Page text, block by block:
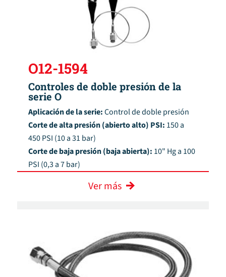
O12-1594
Controles de doble presión de la
serie O
Aplicación de la serie:Control de doble presión
Corte de alta presión (abierto alto) PSI: 150 a
450 PSI (10 a 31 bar)
Corte de baja presión (baja abierta): 10" Hg a 100
PSI (0,3 a 7 bar)
Ver más